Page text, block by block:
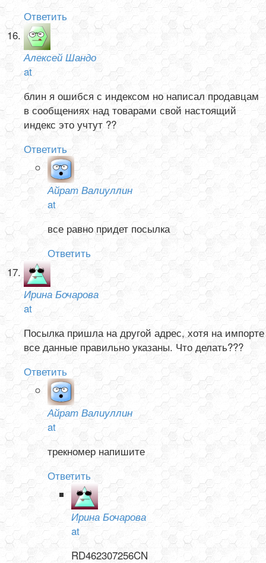
Ответить
Алексей Шандо
at
блин я ошибся с индексом но написал продавцам
в сообщениях над товарами свой настоящий
индекс это учтут ??
Ответить
Айрат Валиуллин
at
все равно придет посылка
Ответить
Ирина Бочарова
at
Посылка пришла на другой адрес, хотя на импорте
все данные правильно указаны. Что делать???
Ответить
Айрат Валиуллин
at
трекномер напишите
Ответить
Ирина Бочарова
at
RD462307256CN